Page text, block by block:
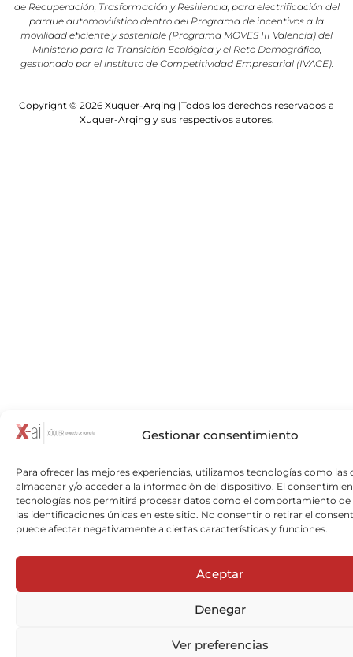
Gestionar consentimiento
Para ofrecer las mejores experiencias, utilizamos tecnologías como las
almacenar y/o acceder a la información del dispositivo. El
tecnologías nos permitirá procesar datos como el comportamiento de
las identificaciones únicas en este sitio. No consentir o retirar el
puede afectar negativamente a ciertas características y funciones.
Aceptar
Denegar
Ver preferencias
de Recuperación, Trasformación y Resiliencia, para electrificación del
parque automovilístico dentro del Programa de incentivos a la
movilidad eficiente y sostenible (Programa MOVES III Valencia) del
Ministerio para la Transición Ecológica y el Reto Demográfico,
gestionado por el instituto de Competitividad Empresarial (IVACE).
Copyright © 2026 Xuquer-Arqing |Todos los derechos reservados a
Xuquer-Arqing y sus respectivos autores.